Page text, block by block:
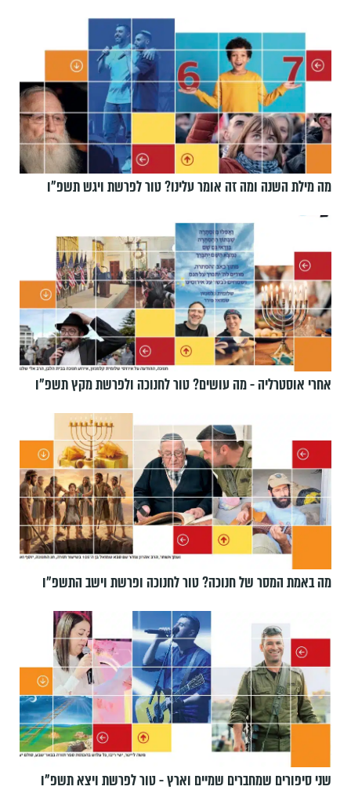
מה מילת השנה ומה זה אומר עלינו? טור לפרשת ויגש תשפ״ו
אחרי אוסטרליה - מה עושים? טור לחנוכה ולפרשת מקץ תשפ״ו
מה באמת המסר של חנוכה? טור לחנוכה ופרשת וישב התשפ״ו
שני סיפורים שמחברים שמיים וארץ - טור לפרשת ויצא תשפ"ו